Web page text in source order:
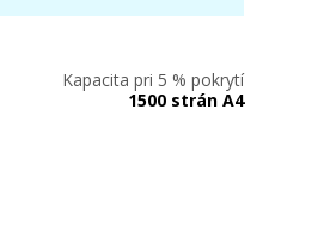
Kapacita pri 5 % pokrytí
1500 strán A4